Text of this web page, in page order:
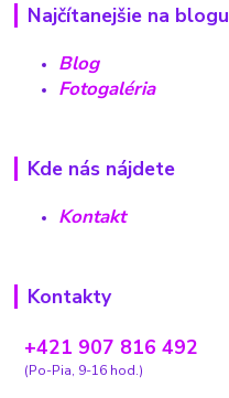
Najčítanejšie na blogu
Blog
Fotogaléria
Kde nás nájdete
Kontakt
Kontakty
+421 907 816 492
(Po-Pia, 9-16 hod.)